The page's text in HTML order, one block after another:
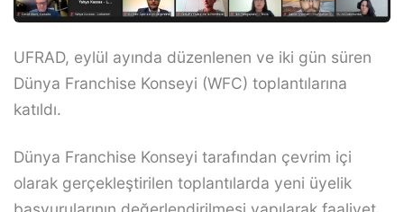
UFRAD, eylül ayında düzenlenen ve iki gün süren
Dünya Franchise Konseyi (WFC) toplantılarına
katıldı.
Dünya Franchise Konseyi tarafından çevrim içi
olarak gerçekleştirilen toplantılarda yeni üyelik